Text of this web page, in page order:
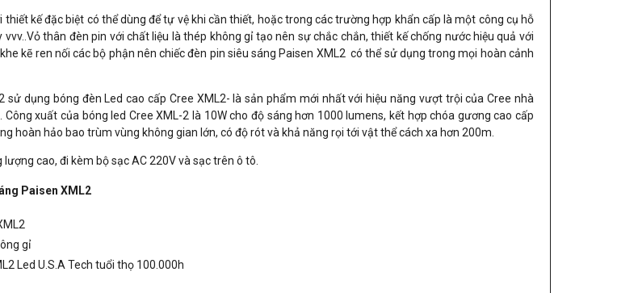
thiết kế đặc biệt có thể dùng để tự vệ khi cần thiết, hoặc trong các trường hợp khẩn cấp là một công cụ hỗ
thân đèn pin với chất liệu là thép không gỉ tạo nên sự chắc chắn, thiết kế chống nước hiệu quả với
kẽ ren nối các bộ phận nên chiếc đèn pin siêu sáng Paisen XML2 có thể sử dụng trong mọi hoàn cảnh
sử dụng bóng đèn Led cao cấp Cree XML2- là sản phẩm mới nhất với hiệu năng vượt trội của Cree nhà
xuất của bóng led Cree XML-2 là 10W cho độ sáng hơn 1000 lumens, kết hợp chóa gương cao cấp
hoàn hảo bao trùm vùng không gian lớn, có độ rót và khả năng rọi tới vật thể cách xa hơn 200m.
cao, đi kèm bộ sạc AC 220V và sạc trên ô tô.
Paisen XML2
gỉ
Led U.S.A Tech tuổi thọ 100.000h